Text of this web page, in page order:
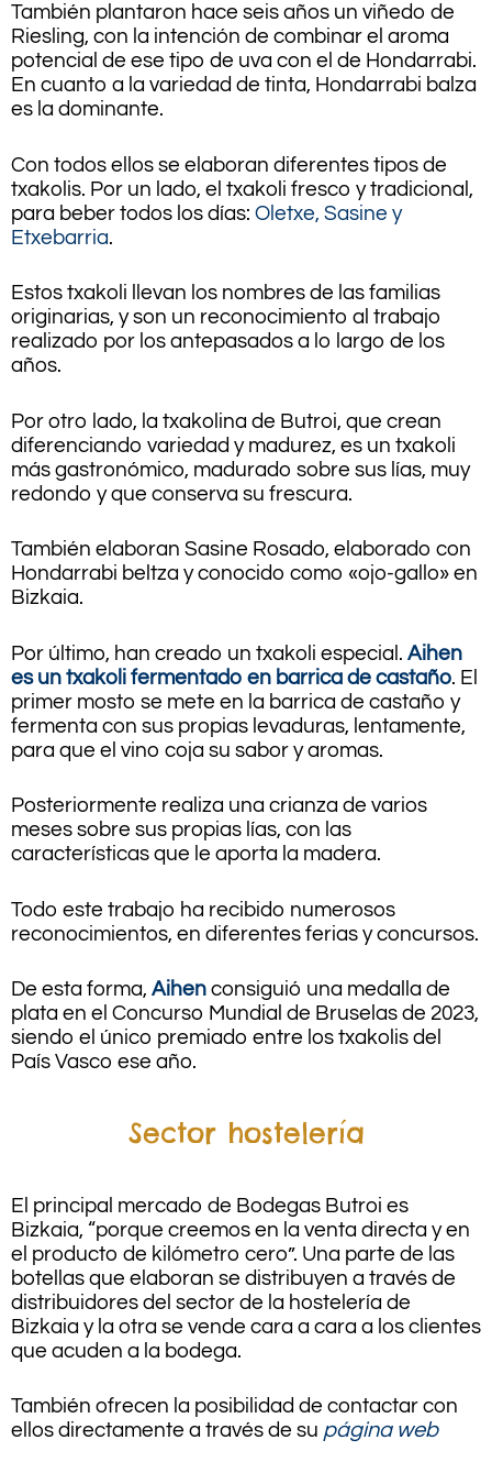
También plantaron hace seis años un viñedo de
Riesling, con la intención de combinar el aroma
potencial de ese tipo de uva con el de Hondarrabi.
En cuanto a la variedad de tinta, Hondarrabi balza
es la dominante.
Con todos ellos se elaboran diferentes tipos de
txakolis. Por un lado, el txakoli fresco y tradicional,
para beber todos los días: Oletxe, Sasine y
Etxebarria.
Estos txakoli llevan los nombres de las familias
originarias, y son un reconocimiento al trabajo
realizado por los antepasados ​​a lo largo de los
años.
Por otro lado, la txakolina de Butroi, que crean
diferenciando variedad y madurez, es un txakoli
más gastronómico, madurado sobre sus lías, muy
redondo y que conserva su frescura.
También elaboran Sasine Rosado, elaborado con
Hondarrabi beltza y conocido como «ojo-gallo» en
Bizkaia.
Por último, han creado un txakoli especial. Aihen
es un txakoli fermentado en barrica de castaño. El
primer mosto se mete en la barrica de castaño y
fermenta con sus propias levaduras, lentamente,
para que el vino coja su sabor y aromas.
Posteriormente realiza una crianza de varios
meses sobre sus propias lías, con las
características que le aporta la madera.
Todo este trabajo ha recibido numerosos
reconocimientos, en diferentes ferias y concursos.
De esta forma, Aihen consiguió una medalla de
plata en el Concurso Mundial de Bruselas de 2023,
siendo el único premiado entre los txakolis del
País Vasco ese año.
Sector hostelería
El principal mercado de Bodegas Butroi es
Bizkaia, “porque creemos en la venta directa y en
el producto de kilómetro cero”. Una parte de las
botellas que elaboran se distribuyen a través de
distribuidores del sector de la hostelería de
Bizkaia y la otra se vende cara a cara a los clientes
que acuden a la bodega.
También ofrecen la posibilidad de contactar con
ellos directamente a través de su página web